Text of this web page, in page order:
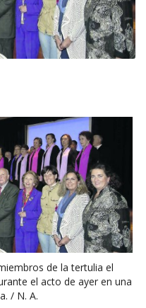
de la tertulia el
el acto de ayer en una
/ N. A.